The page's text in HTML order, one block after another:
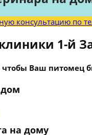
консультацию по
1-й
Ваш питомец
на дому